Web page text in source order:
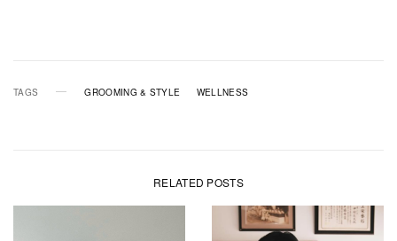
TAGS GROOMING & STYLE WELLNESS
RELATED POSTS